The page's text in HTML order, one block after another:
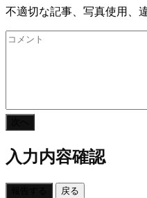
不適切な記事、写真使用、
入力内容確認
戻る